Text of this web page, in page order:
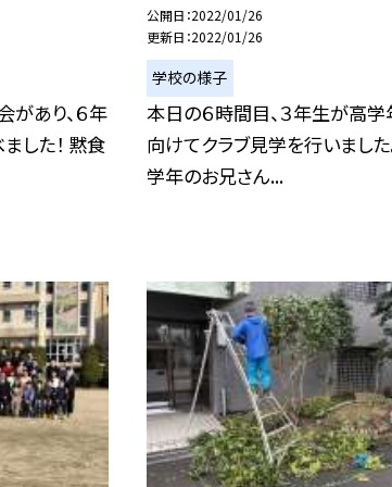
あり、６年
した！ 黙食
公開日 2022/01/26
更新日 2022/01/26
学校の様子
本日の６時間目、３年生が高
向けてクラブ見学を行いました
学年のお兄さん...